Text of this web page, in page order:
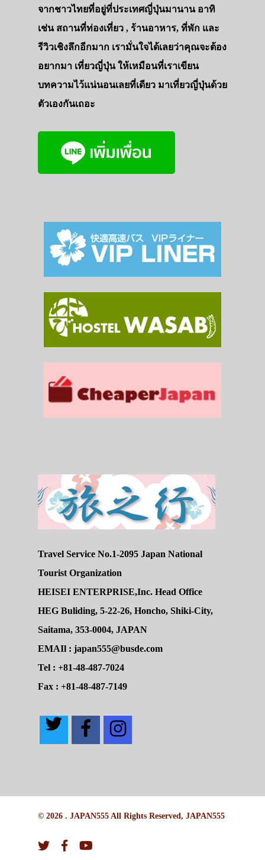
จากชาวไทยที่อยู่ที่ประเทศญี่ปุ่นมานาน อาทิ
เช่น สถานที่ท่องเที่ยว , ร้านอาหาร, ที่พัก และ
รีวิวเชิงลึกอีกมาก เรามั่นใจได้เลยว่าคุณจะต้อง
อยากมา เที่ยวญี่ปุ่น ให้เหมือนที่เราเขียน
บทความไว้แน่นอนเลยที่เดียว มาเที่ยวญี่ปุ่นด้วย
ตัวเองกันเถอะ
Travel Service No.1-2095 Japan National
Tourist Organization
HEISEI ENTERPRISE,Inc. Head Office
HEG Buliding, 5-22-26, Honcho, Shiki-City,
Saitama, 353-0004, JAPAN
EMAIl : japan555@busde.com
Tel : +81-48-487-7024
Fax : +81-48-487-7149
© 2026 . JAPAN555 All Rights Reserved, JAPAN555